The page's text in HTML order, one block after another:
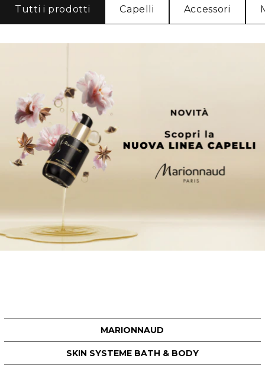
Tutti i prodotti Capelli Accessori
MARIONNAUD
SKIN SYSTEME BATH & BODY